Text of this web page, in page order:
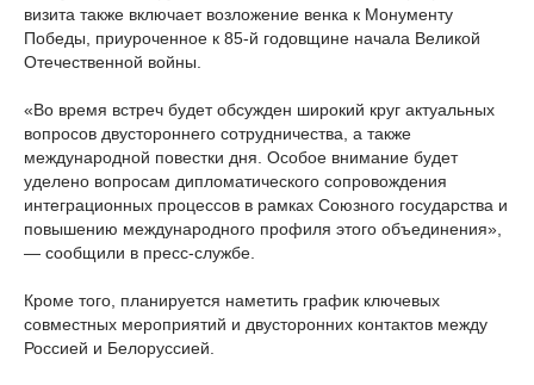
визита также включает возложение венка к Монументу
Победы, приуроченное к 85-й годовщине начала Великой
Отечественной войны.
«Во время встреч будет обсужден широкий круг актуальных
вопросов двустороннего сотрудничества, а также
международной повестки дня. Особое внимание будет
уделено вопросам дипломатического сопровождения
интеграционных процессов в рамках Союзного государства и
повышению международного профиля этого объединения»,
— сообщили в пресс-службе.
Кроме того, планируется наметить график ключевых
совместных мероприятий и двусторонних контактов между
Россией и Белоруссией.